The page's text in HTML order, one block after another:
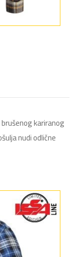
kariranog
nudi odlične